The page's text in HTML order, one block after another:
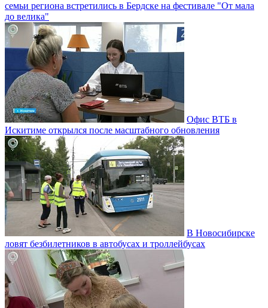
семьи региона встретились в Бердске на фестивале "От мала
до велика"
Офис ВТБ в
Искитиме открылся после масштабного обновления
В Новосибирске
ловят безбилетников в автобусах и троллейбусах